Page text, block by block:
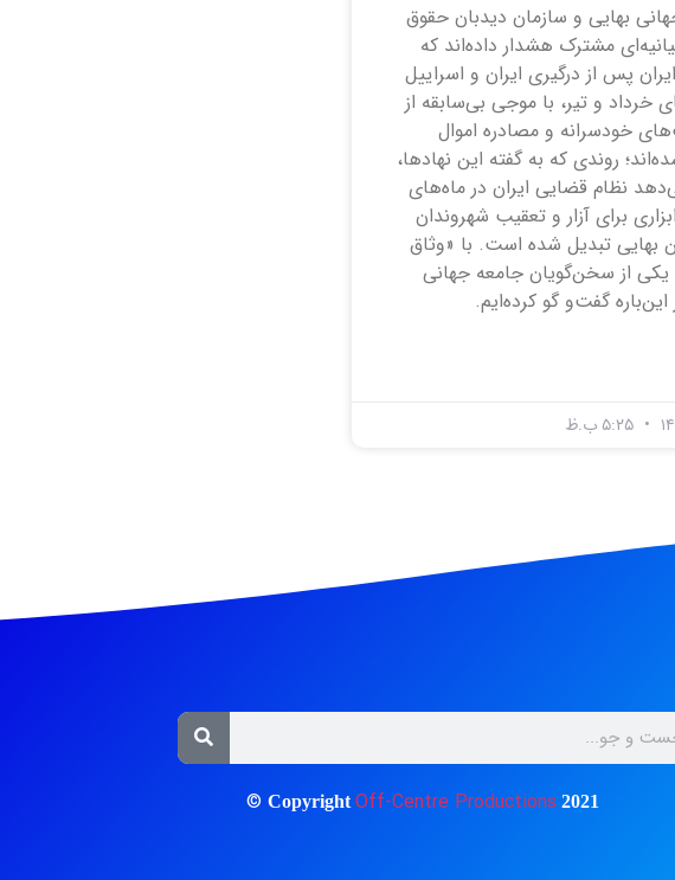
بهایی و سازمان دیدبان حقوق
مشترک هشدار داده‌اند که
پس از درگیری ایران و اسراییل
خرداد و تیر، با موجی بی‌سابقه از
خودسرانه و مصادره اموال
روندی که به گفته این نهاد‌ها،
نظام قضایی ایران در ماه‌های
برای آزار و تعقیب شهروندان
بهایی تبدیل شده است. با «وثاق
یکی از سخن‌گویان جامعه جهانی
این‌باره گفت‌و گو کرده‌ایم.
© Copyright Off-Centre Productions 2021